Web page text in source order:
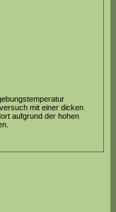
mit einer dicken
aufgrund der hohen